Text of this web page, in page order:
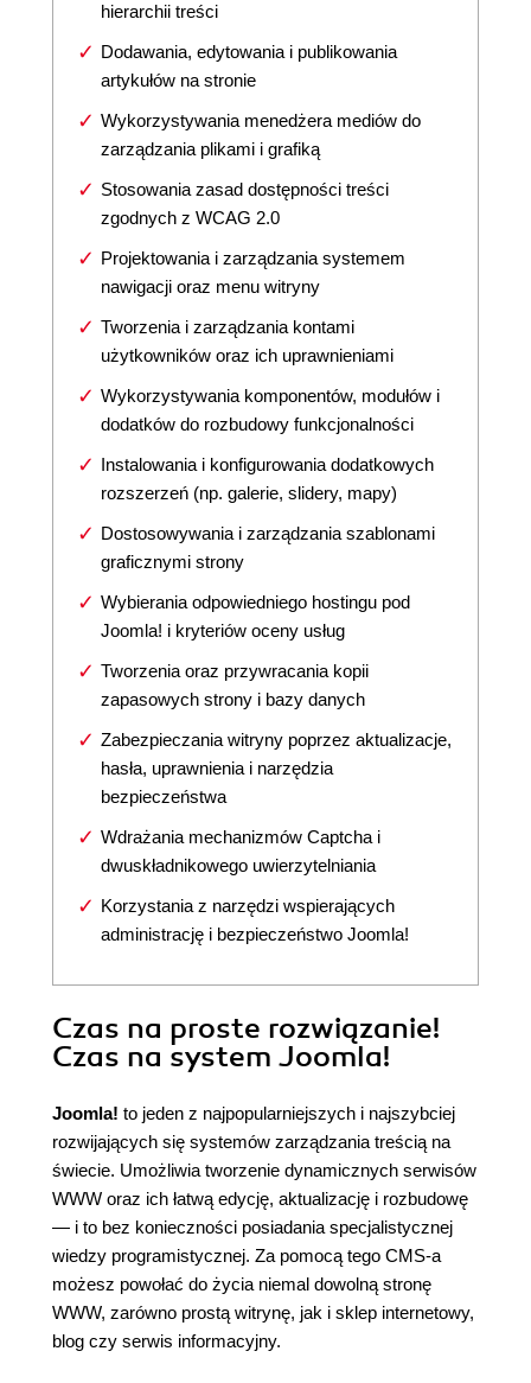
hierarchii treści
Dodawania, edytowania i publikowania
artykułów na stronie
Wykorzystywania menedżera mediów do
zarządzania plikami i grafiką
Stosowania zasad dostępności treści
zgodnych z WCAG 2.0
Projektowania i zarządzania systemem
nawigacji oraz menu witryny
Tworzenia i zarządzania kontami
użytkowników oraz ich uprawnieniami
Wykorzystywania komponentów, modułów i
dodatków do rozbudowy funkcjonalności
Instalowania i konfigurowania dodatkowych
rozszerzeń (np. galerie, slidery, mapy)
Dostosowywania i zarządzania szablonami
graficznymi strony
Wybierania odpowiedniego hostingu pod
Joomla! i kryteriów oceny usług
Tworzenia oraz przywracania kopii
zapasowych strony i bazy danych
Zabezpieczania witryny poprzez aktualizacje,
hasła, uprawnienia i narzędzia
bezpieczeństwa
Wdrażania mechanizmów Captcha i
dwuskładnikowego uwierzytelniania
Korzystania z narzędzi wspierających
administrację i bezpieczeństwo Joomla!
Czas na proste rozwiązanie!
Czas na system Joomla!
Joomla! to jeden z najpopularniejszych i najszybciej
rozwijających się systemów zarządzania treścią na
świecie. Umożliwia tworzenie dynamicznych serwisów
WWW oraz ich łatwą edycję, aktualizację i rozbudowę
— i to bez konieczności posiadania specjalistycznej
wiedzy programistycznej. Za pomocą tego CMS-a
możesz powołać do życia niemal dowolną stronę
WWW, zarówno prostą witrynę, jak i sklep internetowy,
blog czy serwis informacyjny.